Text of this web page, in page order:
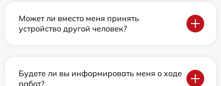
Может ли вместо меня принять
устройство другой человек?
Будете ли вы информировать меня о ходе
работ?